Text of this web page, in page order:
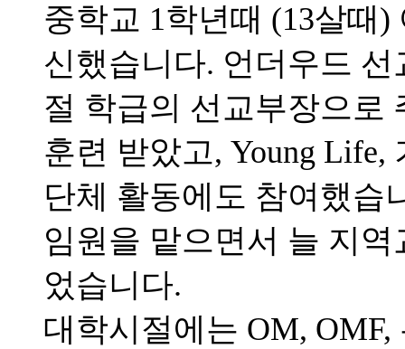
중학교 1학년때 (13살때
신했습니다. 언더우드
절 학급의 선교부장으로
훈련 받았고, Young
단체 활동에도 참여했습
임원을 맡으면서 늘 지
었습니다.
대학시절에는 OM,